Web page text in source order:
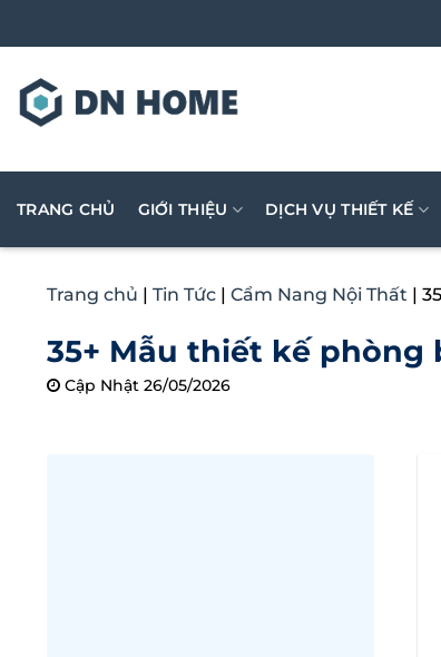
qua
dung
TRANG CHỦ GIỚI THIỆU DỊCH VỤ THIẾT KẾ
Trang chủ | Tin Tức | Cẩm Nang Nội Thất |
35+ Mẫu thiết kế phòng
Cập Nhật 26/05/2026